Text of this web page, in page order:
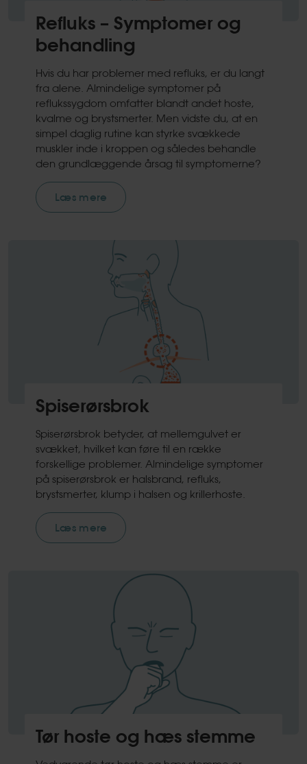
Refluks – Symptomer og
behandling
Hvis du har problemer med refluks, er du langt
fra alene. Almindelige symptomer på
reflukssygdom omfatter blandt andet hoste,
kvalme og brystsmerter. Men vidste du, at en
simpel daglig rutine kan styrke svækkede
muskler inde i kroppen og således behandle
den grundlæggende årsag til symptomerne?
Læs mere
Spiserørsbrok
Spiserørsbrok betyder, at mellemgulvet er
svækket, hvilket kan føre til en række
forskellige problemer. Almindelige symptomer
på spiserørsbrok er halsbrand, refluks,
brystsmerter, klump i halsen og krillerhoste.
Læs mere
Tør hoste og hæs stemme